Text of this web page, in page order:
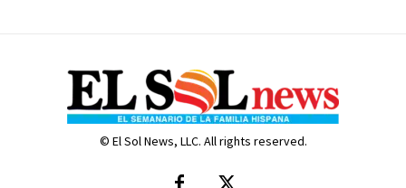
© El Sol News, LLC. All rights reserved.